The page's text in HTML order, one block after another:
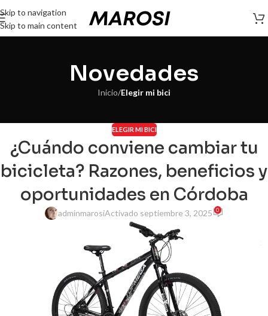
Skip to navigation
Skip to main content
Novedades
Inicio/Elegir mi bici
ELEGIR MI BICI
¿Cuándo conviene cambiar tu
bicicleta? Razones, beneficios y
oportunidades en Córdoba
adminmarosiActivado septiembre 3, 2025 0